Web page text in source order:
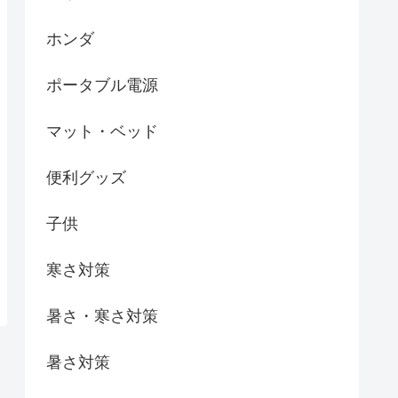
ホンダ
ポータブル電源
マット・ベッド
便利グッズ
子供
寒さ対策
暑さ・寒さ対策
暑さ対策